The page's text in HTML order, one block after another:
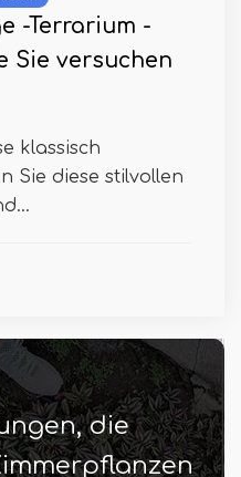
-Terrarium -
Sie versuchen
klassisch
Sie diese stilvollen
die